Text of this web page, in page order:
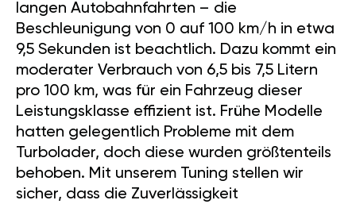
langen Autobahnfahrten – die
Beschleunigung von 0 auf 100 km/h in etwa
9,5 Sekunden ist beachtlich. Dazu kommt ein
moderater Verbrauch von 6,5 bis 7,5 Litern
pro 100 km, was für ein Fahrzeug dieser
Leistungsklasse effizient ist. Frühe Modelle
hatten gelegentlich Probleme mit dem
Turbolader, doch diese wurden größtenteils
behoben. Mit unserem Tuning stellen wir
sicher, dass die Zuverlässigkeit